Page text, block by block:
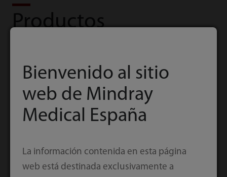
Productos
Bienvenido al sitio
web de Mindray
Medical España
La información contenida en esta página
web está destinada exclusivamente a